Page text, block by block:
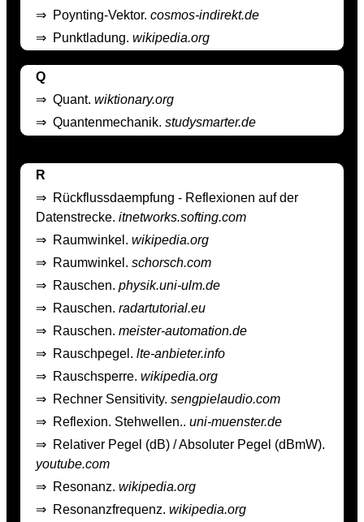
⇒ Poynting-Vektor. cosmos-indirekt.de
⇒ Punktladung. wikipedia.org
Q
⇒ Quant. wiktionary.org
⇒ Quantenmechanik. studysmarter.de
R
⇒ Rückflussdaempfung - Reflexionen auf der
Datenstrecke. itnetworks.softing.com
⇒ Raumwinkel. wikipedia.org
⇒ Raumwinkel. schorsch.com
⇒ Rauschen. physik.uni-ulm.de
⇒ Rauschen. radartutorial.eu
⇒ Rauschen. meister-automation.de
⇒ Rauschpegel. lte-anbieter.info
⇒ Rauschsperre. wikipedia.org
⇒ Rechner Sensitivity. sengpielaudio.com
⇒ Reflexion. Stehwellen.. uni-muenster.de
⇒ Relativer Pegel (dB) / Absoluter Pegel (dBmW).
youtube.com
⇒ Resonanz. wikipedia.org
⇒ Resonanzfrequenz. wikipedia.org